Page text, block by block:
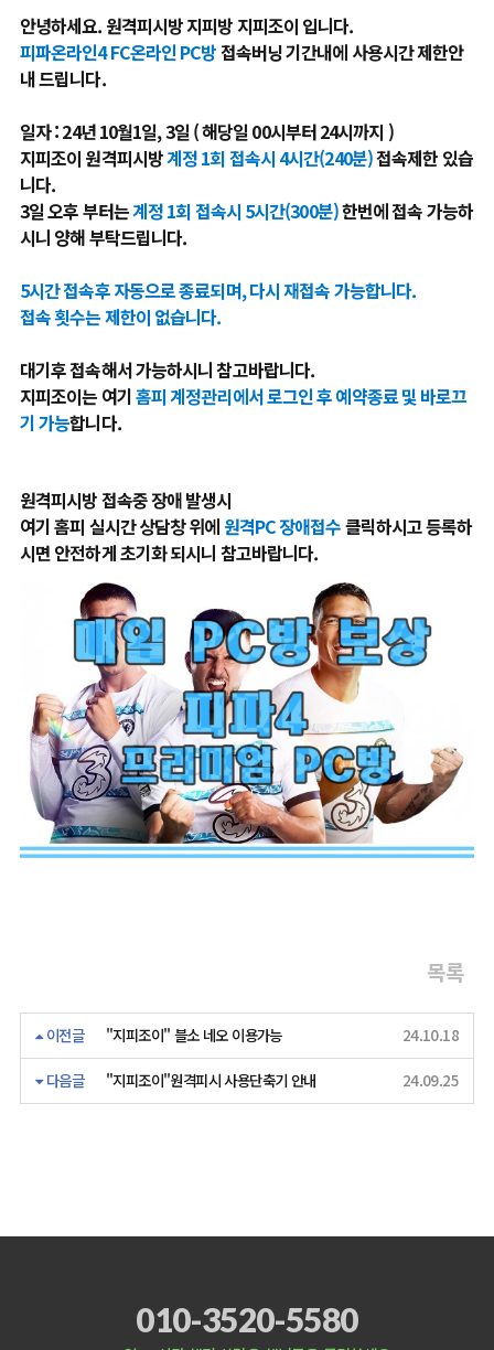
안녕하세요. 원격피시방 지피방 지피조이 입니다.
피파온라인4 FC온라인 PC방접속버닝 기간내에 사용시간 제한안
내 드립니다.
일자 : 24년 10월1일, 3일 ( 해당일 00시부터 24시까지 )
지피조이 원격피시방계정 1회 접속시 4시간(240분)접속제한 있습
니다.
3일 오후 부터는계정 1회 접속시 5시간(300분)한번에 접속 가능하
시니 양해 부탁드립니다.
5시간 접속후 자동으로 종료되며, 다시 재접속 가능합니다.
접속 횟수는 제한이 없습니다.
대기후 접속해서 가능하시니 참고바랍니다.
지피조이는 여기홈피 계정관리에서 로그인 후 예약종료 및 바로끄
기 가능합니다.
원격피시방 접속중 장애 발생시
여기 홈피 실시간 상담창 위에 원격PC 장애접수클릭하시고 등록하
시면 안전하게 초기화 되시니 참고바랍니다.
목록
이전글 "지피조이" 블소 네오 이용가능 24.10.18
다음글 "지피조이"원격피시 사용단축기 안내 24.09.25
010-3520-5580